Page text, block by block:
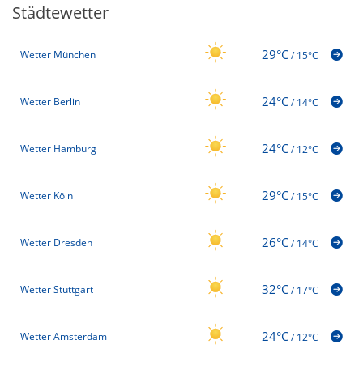
Städtewetter
Wetter München 29°C/15°C
Wetter Berlin 24°C/14°C
Wetter Hamburg 24°C/12°C
Wetter Köln 29°C/15°C
Wetter Dresden 26°C/14°C
Wetter Stuttgart 32°C/17°C
Wetter Amsterdam 24°C/12°C